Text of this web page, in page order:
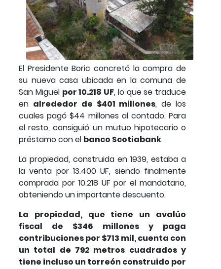
El Presidente Boric concretó la compra de
su nueva casa ubicada en la comuna de
San Miguel por 10.218 UF, lo que se traduce
en alrededor de $401 millones, de los
cuales pagó $44 millones al contado. Para
el resto, consiguió un mutuo hipotecario o
préstamo con el banco Scotiabank.
La propiedad, construida en 1939, estaba a
la venta por 13.400 UF, siendo finalmente
comprada por 10.218 UF por el mandatario,
obteniendo un importante descuento.
La propiedad, que tiene un avalúo
fiscal de $346 millones y paga
contribuciones por $713 mil, cuenta con
un total de 792 metros cuadrados y
tiene incluso un torreón construido por